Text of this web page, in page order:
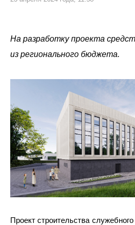
На разработку проекта
из регионального бюджета.
Проект строительства